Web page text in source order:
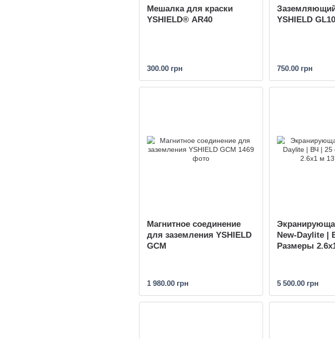
Мешалка для краски
YSHIELD® AR40
300.00 грн
YSHIELD
750.00 грн
Магнитное соединение
для заземления YSHIELD
GCM
1 980.00 грн
New-Daylite |
Размеры
5 500.00 грн